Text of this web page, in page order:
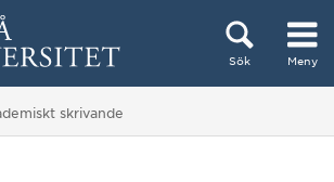
Sök Meny
skrivande